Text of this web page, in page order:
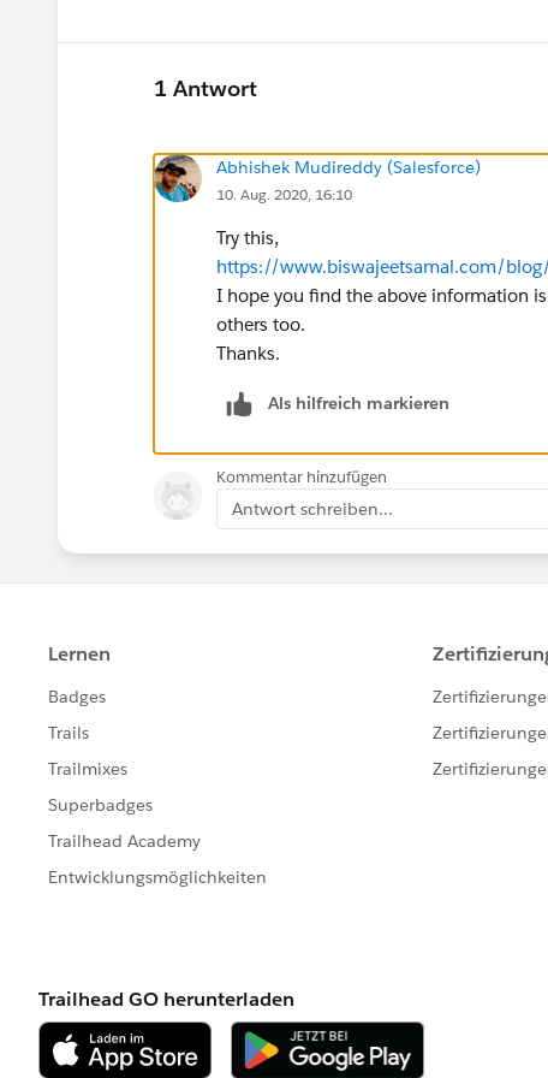
1 Antwort
Abhishek Mudireddy (Salesforce)
10. Aug. 2020, 16:10
Try this,
https://www.biswajeetsamal.com/
I hope you find the above information
others too.
Thanks.
Als hilfreich markieren
Kommentar hinzufügen
Antwort schreiben...